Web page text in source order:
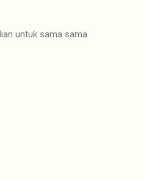
untuk sama sama